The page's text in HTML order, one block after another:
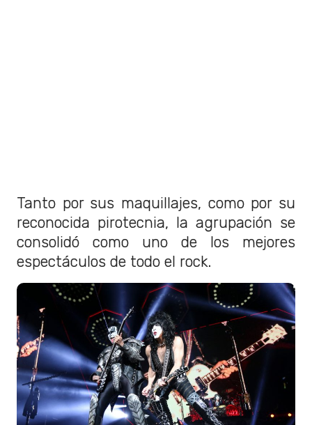
Tanto por sus maquillajes, como por su
reconocida pirotecnia, la agrupación se
consolidó como uno de los mejores
espectáculos de todo el rock.